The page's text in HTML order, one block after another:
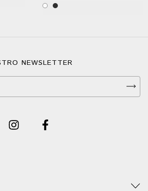
NEWSLETTER